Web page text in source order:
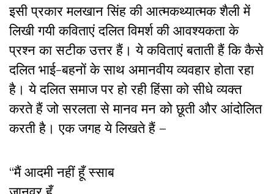
इसी प्रकार मलखान सिंह की आत्मकथ्यात्मक शैली में
लिखी गयी कविताएं दलित विमर्श की आवश्यकता के
प्रश्न का सटीक उत्तर हैं। ये कविताएं बताती हैं कि कैसे
दलित भाई-बहनों के साथ अमानवीय व्यवहार होता रहा
है। ये दलित समाज पर हो रही हिंसा को सीधे व्यक्त
करते हैं जो सरलता से मानव मन को छूती और आंदोलित
करती है। एक जगह ये लिखते हैं –
“मैं आदमी नहीं हूँ स्साब